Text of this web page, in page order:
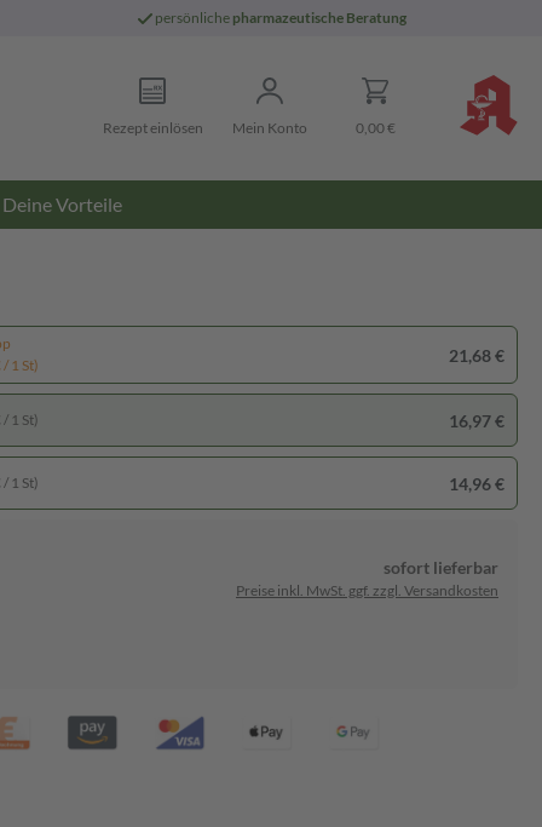
persönliche pharmazeutische Beratung
Rezept einlösen Mein Konto 0,00 €
Deine Vorteile
1 St)
21,68 €
1 St) 16,97 €
1 St) 14,96 €
sofort lieferbar
Preise inkl. MwSt. ggf. zzgl. Versandkosten